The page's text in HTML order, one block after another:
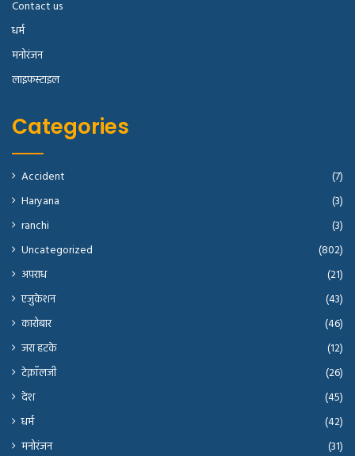
Contact us
धर्म
मनोरंजन
लाइफस्टाइल
Categories
Accident
(7)
Haryana
(3)
ranchi
(3)
Uncategorized
(802)
अपराध
(21)
एजुकेशन
(43)
कारोबार
(46)
जरा हटके
(12)
टेक्नॉलजी
(26)
देश
(45)
धर्म
(42)
मनोरंजन
(31)